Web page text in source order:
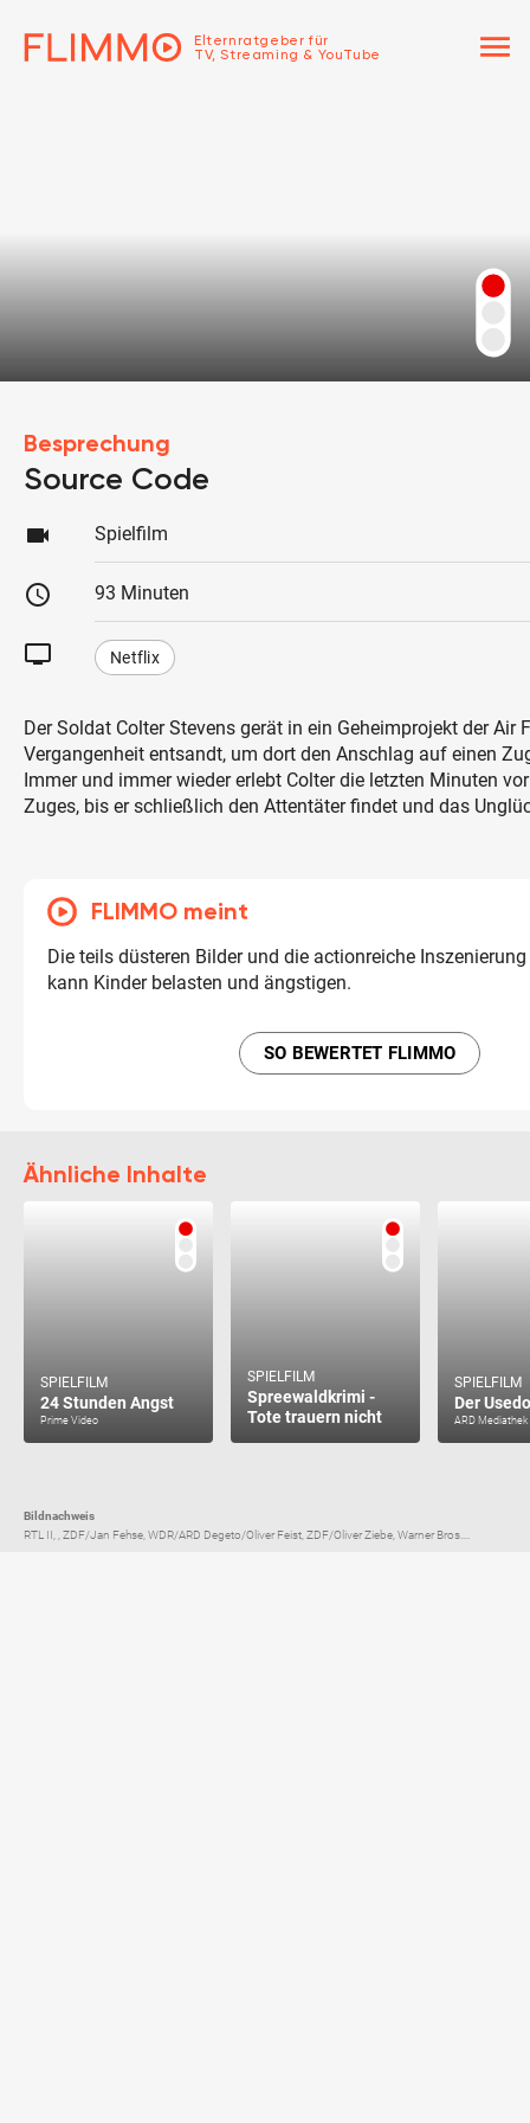
Elternratgeber für
TV, Streaming & YouTube
menu
Besprechung
Source Code
videocam Spielfilm
schedule 93 Minuten
tv Netflix
Der Soldat Colter Stevens gerät in ein Geheimprojekt der Air
Vergangenheit entsandt, um dort den Anschlag auf einen
Immer und immer wieder erlebt Colter die letzten Minuten
Zuges, bis er schließlich den Attentäter findet und das
FLIMMO meint
Die teils düsteren Bilder und die actionreiche
kann Kinder belasten und ängstigen.
SO BEWERTET FLIMMO
Ähnliche Inhalte
SPIELFILM
24 Stunden Angst
Prime Video
SPIELFILM
Spreewaldkrimi -
Tote trauern nicht
SPIELFILM
Der
ARD Mediathek
Bildnachweis
RTL II, , ZDF/Jan Fehse, WDR/ARD Degeto/Oliver Feist, ZDF/Oliver Ziebe, Warner Bros....